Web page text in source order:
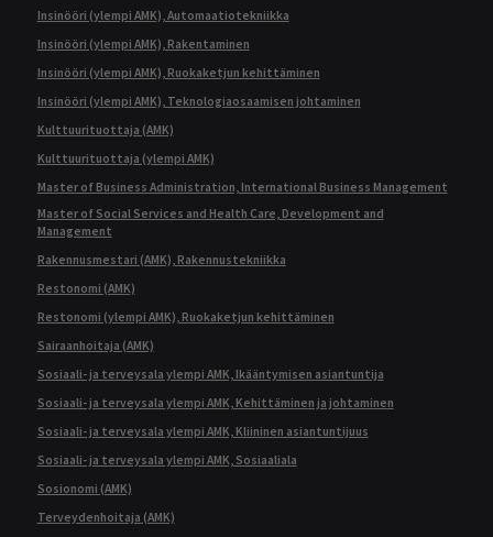
Insinööri (ylempi AMK), Automaatiotekniikka
Insinööri (ylempi AMK), Rakentaminen
Insinööri (ylempi AMK), Ruokaketjun kehittäminen
Insinööri (ylempi AMK), Teknologiaosaamisen johtaminen
Kulttuurituottaja (AMK)
Kulttuurituottaja (ylempi AMK)
Master of Business Administration, International Business Management
Master of Social Services and Health Care, Development and
Management
Rakennusmestari (AMK), Rakennustekniikka
Restonomi (AMK)
Restonomi (ylempi AMK), Ruokaketjun kehittäminen
Sairaanhoitaja (AMK)
Sosiaali- ja terveysala ylempi AMK, Ikääntymisen asiantuntija
Sosiaali- ja terveysala ylempi AMK, Kehittäminen ja johtaminen
Sosiaali- ja terveysala ylempi AMK, Kliininen asiantuntijuus
Sosiaali- ja terveysala ylempi AMK, Sosiaaliala
Sosionomi (AMK)
Terveydenhoitaja (AMK)